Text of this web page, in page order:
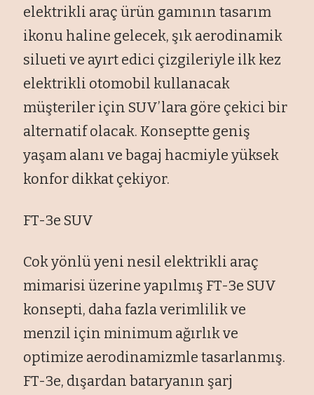
elektrikli araç ürün gamının tasarım
ikonu haline gelecek, şık aerodinamik
silueti ve ayırt edici çizgileriyle ilk kez
elektrikli otomobil kullanacak
müşteriler için SUV’lara göre çekici bir
alternatif olacak. Konseptte geniş
yaşam alanı ve bagaj hacmiyle yüksek
konfor dikkat çekiyor.
FT-3e SUV
Cok yönlü yeni nesil elektrikli araç
mimarisi üzerine yapılmış FT-3e SUV
konsepti, daha fazla verimlilik ve
menzil için minimum ağırlık ve
optimize aerodinamizmle tasarlanmış.
FT-3e, dışardan bataryanın şarj